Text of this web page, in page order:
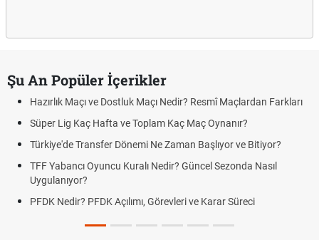
Şu An Popüler İçerikler
Hazırlık Maçı ve Dostluk Maçı Nedir? Resmî Maçlardan Farkları
Süper Lig Kaç Hafta ve Toplam Kaç Maç Oynanır?
Türkiye'de Transfer Dönemi Ne Zaman Başlıyor ve Bitiyor?
TFF Yabancı Oyuncu Kuralı Nedir? Güncel Sezonda Nasıl
Uygulanıyor?
PFDK Nedir? PFDK Açılımı, Görevleri ve Karar Süreci